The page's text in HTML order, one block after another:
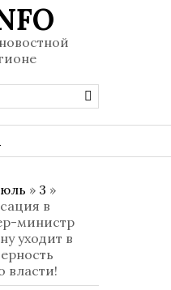
» 3 »
в
министр
уходит в
власти!